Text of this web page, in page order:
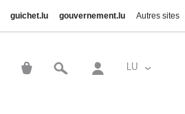
guichet.lu gouvernement.lu Autres sites
LU List
account